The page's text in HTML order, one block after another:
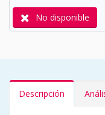
No disponible
Descripción